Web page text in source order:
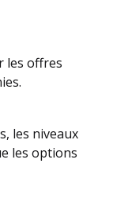
les offres
les niveaux
les options